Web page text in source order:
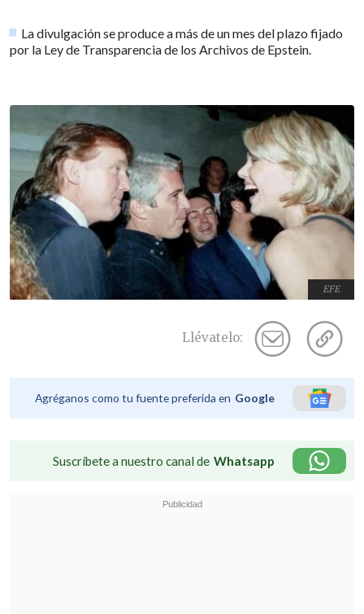
La divulgación se produce a más de un mes del plazo fijado
por la Ley de Transparencia de los Archivos de Epstein.
EFE
Llévatelo:
Agréganos como tu fuente preferida en Google
Suscríbete a nuestro canal de Whatsapp